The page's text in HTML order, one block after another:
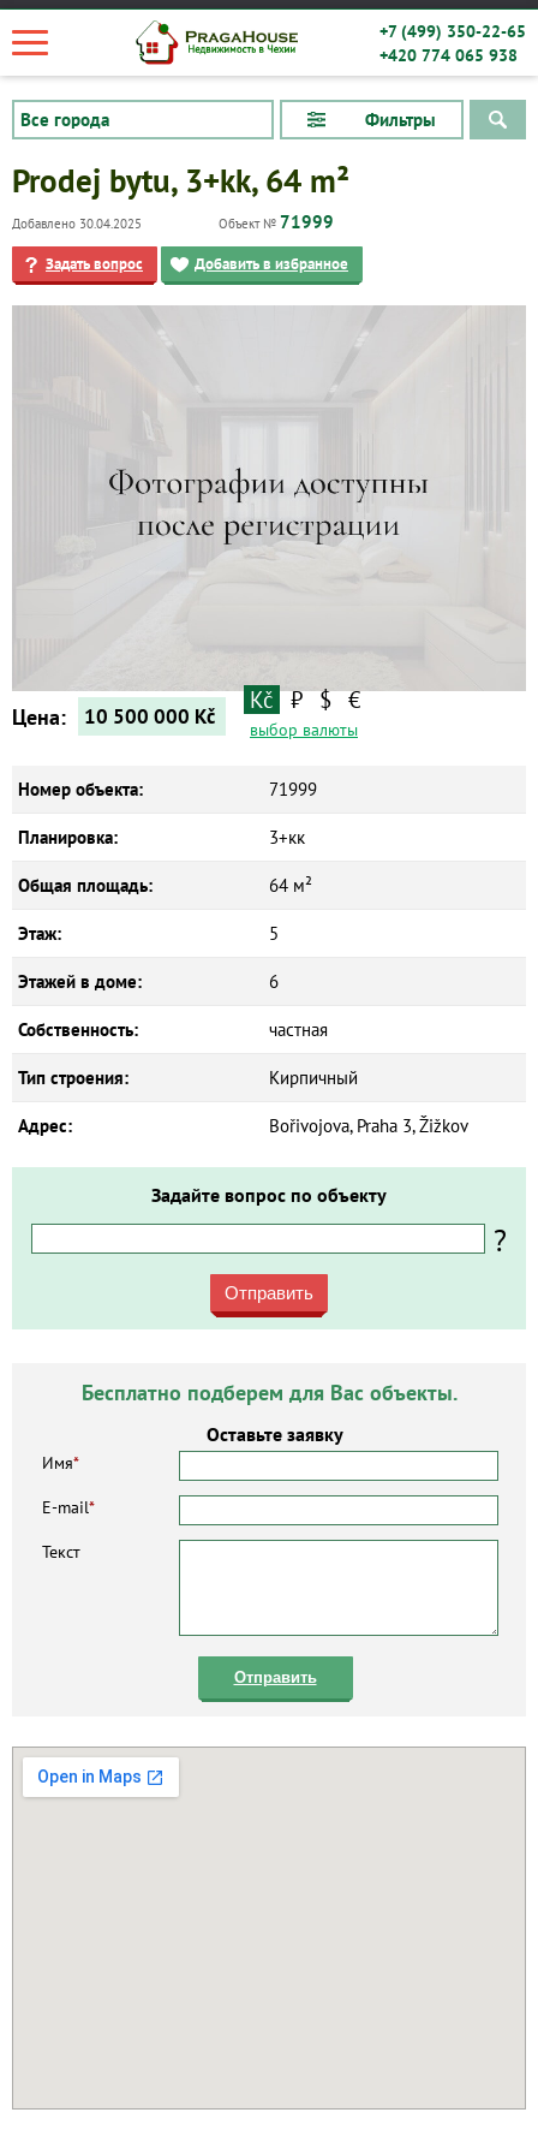
+7 (499) 350-22-65
+420 774 065 938
Фильтры
Prodej bytu, 3+kk, 64 m²
Добавлено 30.04.2025 Объект № 71999
Задать вопрос Добавить в избранное
Цена: 10 500 000 Kč
Kč ₽ $ €
выбор валюты
Номер объекта: 71999
Планировка: 3+кк
Общая площадь: 64 м²
Этаж: 5
Этажей в доме: 6
Собственность: частная
Тип строения: Кирпичный
Адрес: Bořivojova, Praha 3, Žižkov
Задайте вопрос по объекту
?
Отправить
Бесплатно подберем для Вас объекты.
Оставьте заявку
Имя*
E-mail*
Текст
Отправить